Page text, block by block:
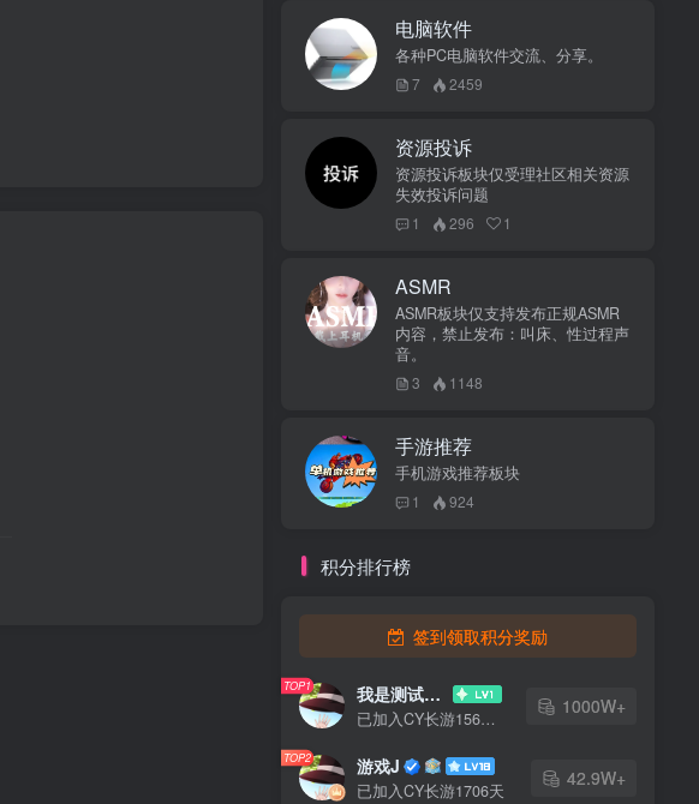
电脑软件
各种PC电脑软件交流、分享。
7 2459
资源投诉
资源投诉板块仅受理社区相关资源
失效投诉问题
1 296 1
ASMR
ASMR板块仅支持发布正规ASMR
内容，禁止发布：叫床、性过程声
音。
3 1148
手游推荐
手机游戏推荐板块
1 924
积分排行榜
签到领取积分奖励
TOP1 我是测试大哥
已加入CY长游1566天
1000W+
TOP2 游戏J
已加入CY长游1706天
42.9W+